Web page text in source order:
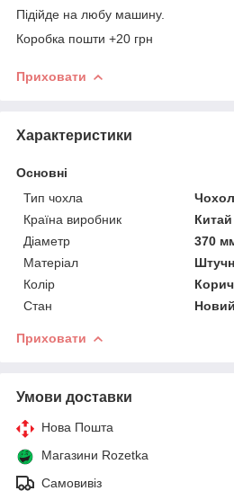
Підійде на любу машину.
Коробка пошти +20 грн
Приховати
Характеристики
Основні
Тип чохла
Країна виробник
Китай
Діаметр
370
Матеріал
Колір
Стан
Новий
Приховати
Умови доставки
Нова Пошта
Магазини Rozetka
Самовивіз